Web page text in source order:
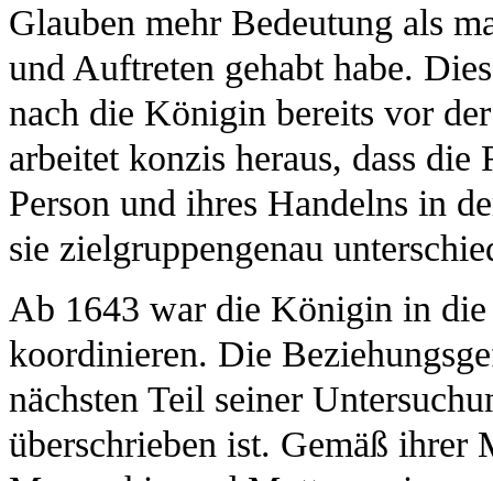
Glauben mehr Bedeutung als
und Auftreten gehabt habe.
nach die Königin bereits vor
arbeitet konzis heraus, dass
Person und ihres Handelns in
sie zielgruppengenau
Ab 1643 war die Königin in die
koordinieren. Die
nächsten Teil seiner
überschrieben ist. Gemäß ihrer